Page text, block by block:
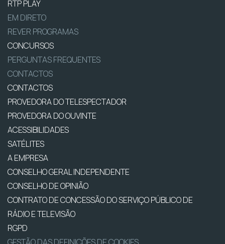
RTP PLAY
EM DIRETO
REVER PROGRAMAS
CONCURSOS
PERGUNTAS FREQUENTES
CONTACTOS
CONTACTOS
PROVEDORA DO TELESPECTADOR
PROVEDORA DO OUVINTE
ACESSIBILIDADES
SATÉLITES
A EMPRESA
CONSELHO GERAL INDEPENDENTE
CONSELHO DE OPINIÃO
CONTRATO DE CONCESSÃO DO SERVIÇO PÚBLICO DE
RÁDIO E TELEVISÃO
RGPD